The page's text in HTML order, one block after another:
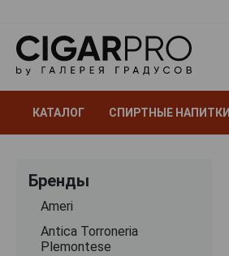
КАТАЛОГ СПИРТНЫЕ НАПИТКИ
Бренды
Ameri
Antica Torroneria
Plemontese